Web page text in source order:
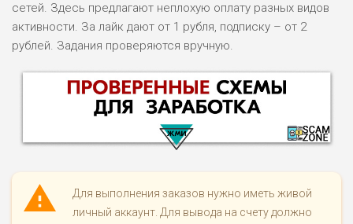
сетей. Здесь предлагают неплохую оплату разных видов
активности. За лайк дают от 1 рубля, подписку – от 2
рублей. Задания проверяются вручную.
Для выполнения заказов нужно иметь живой
личный аккаунт. Для вывода на счету должно